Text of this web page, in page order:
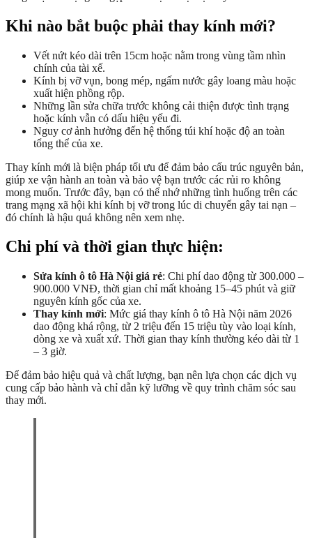
Khi nào bắt buộc phải thay kính mới?
Vết nứt kéo dài trên 15cm hoặc nằm trong vùng tầm nhìn
chính của tài xế.
Kính bị vỡ vụn, bong mép, ngấm nước gây loang màu hoặc
xuất hiện phồng rộp.
Những lần sửa chữa trước không cải thiện được tình trạng
hoặc kính vẫn có dấu hiệu yếu đi.
Nguy cơ ảnh hưởng đến hệ thống túi khí hoặc độ an toàn
tổng thể của xe.
Thay kính mới là biện pháp tối ưu để đảm bảo cấu trúc nguyên bản,
giúp xe vận hành an toàn và bảo vệ bạn trước các rủi ro không
mong muốn. Trước đây, bạn có thể nhớ những tình huống trên các
trang mạng xã hội khi kính bị vỡ trong lúc di chuyển gây tai nạn –
đó chính là hậu quả không nên xem nhẹ.
Chi phí và thời gian thực hiện:
Sửa kính ô tô Hà Nội giá rẻ: Chi phí dao động từ 300.000 –
900.000 VNĐ, thời gian chỉ mất khoảng 15–45 phút và giữ
nguyên kính gốc của xe.
Thay kính mới: Mức giá thay kính ô tô Hà Nội năm 2026
dao động khá rộng, từ 2 triệu đến 15 triệu tùy vào loại kính,
dòng xe và xuất xứ. Thời gian thay kính thường kéo dài từ 1
– 3 giờ.
Để đảm bảo hiệu quả và chất lượng, bạn nên lựa chọn các dịch vụ
cung cấp bảo hành và chỉ dẫn kỹ lưỡng về quy trình chăm sóc sau
thay mới.